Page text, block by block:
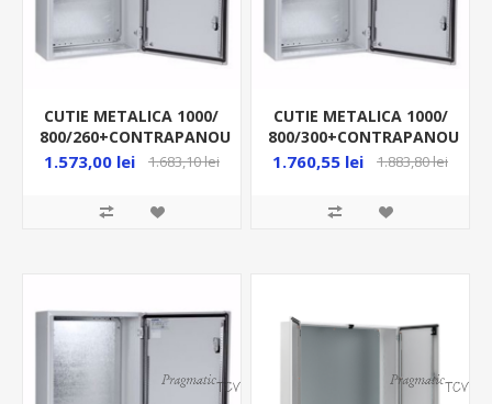
CUTIE METALICA 1000/
800/260+CONTRAPANOU
IP66 MAS1008026R5
1.573,00 lei 1.683,10 lei
CUTIE METALICA 1000/
800/300+CONTRAPANOU
IP66 MAS1008030R5
1.760,55 lei 1.883,80 lei